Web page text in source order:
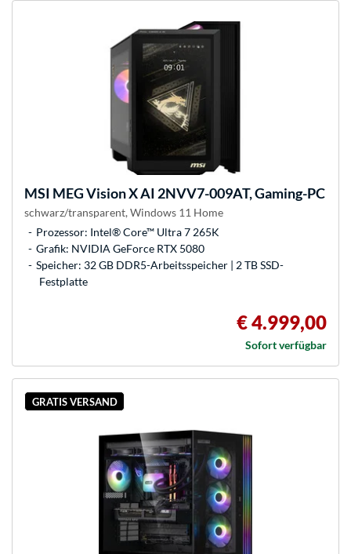
MSI MEG Vision X AI 2NVV7-009AT, Gaming-PC
schwarz/transparent, Windows 11 Home
Prozessor: Intel® Core™ Ultra 7 265K
Grafik: NVIDIA GeForce RTX 5080
Speicher: 32 GB DDR5-Arbeitsspeicher | 2 TB SSD-
Festplatte
€ 4.999,00
Sofort verfügbar
GRATIS VERSAND